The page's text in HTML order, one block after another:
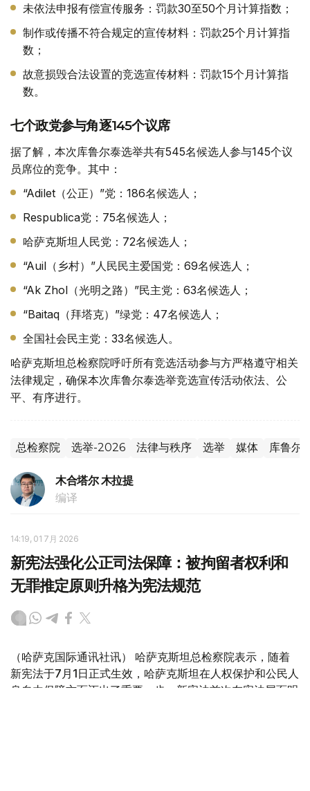
未依法申报有偿宣传服务：罚款30至50个月计算指数；
制作或传播不符合规定的宣传材料：罚款25个月计算指
数；
故意损毁合法设置的竞选宣传材料：罚款15个月计算指
数。
七个政党参与角逐145个议席
据了解，本次库鲁尔泰选举共有545名候选人参与145个议
员席位的竞争。其中：
“Adilet（公正）”党：186名候选人；
Respublica党：75名候选人；
哈萨克斯坦人民党：72名候选人；
“Auil（乡村）”人民民主爱国党：69名候选人；
“Ak Zhol（光明之路）”民主党：63名候选人；
“Baitaq（拜塔克）”绿党：47名候选人；
全国社会民主党：33名候选人。
哈萨克斯坦总检察院呼吁所有竞选活动参与方严格遵守相关
法律规定，确保本次库鲁尔泰选举竞选宣传活动依法、公
平、有序进行。
总检察院 选举-2026 法律与秩序 选举 媒体 库鲁尔
木合塔尔 木拉提
编译
14:19, 01 7月 2026
新宪法强化公正司法保障：被拘留者权利和
无罪推定原则升格为宪法规范
（哈萨克国际通讯社讯） 哈萨克斯坦总检察院表示，随着
新宪法于7月1日正式生效，哈萨克斯坦在人权保护和公民人
身自由保障方面迈出了重要一步。新宪法首次在宪法层面明